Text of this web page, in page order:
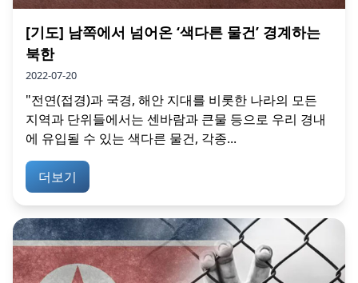
[기도] 남쪽에서 넘어온 ‘색다른 물건’ 경계하는
북한
2022-07-20
"전연(접경)과 국경, 해안 지대를 비롯한 나라의 모든
지역과 단위들에서는 센바람과 큰물 등으로 우리 경내
에 유입될 수 있는 색다른 물건, 각종...
더보기